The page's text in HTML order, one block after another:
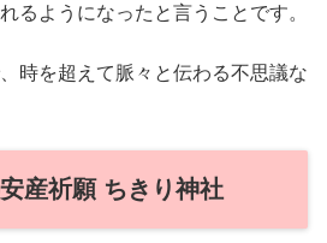
るようになったと言うことです。
時を超えて脈々と伝わる不思議な
産祈願 ちきり神社